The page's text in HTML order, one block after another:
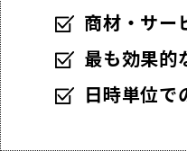
商材・サー
最も効果的
日時単位で